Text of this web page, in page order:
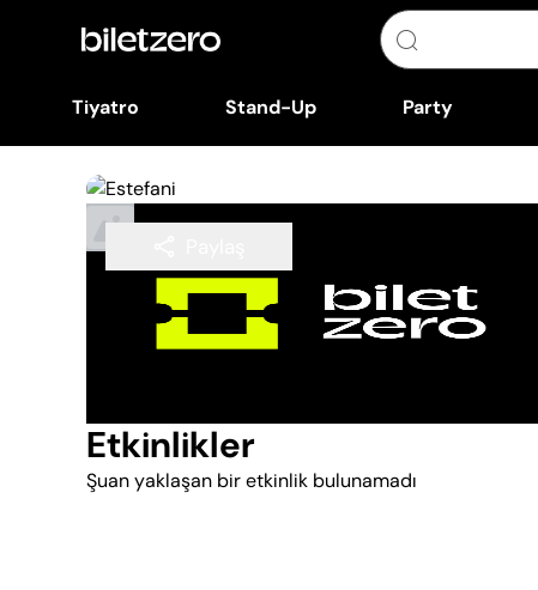
Tiyatro Stand-Up Party
Etkinlikler
Şuan yaklaşan bir etkinlik bulunamadı